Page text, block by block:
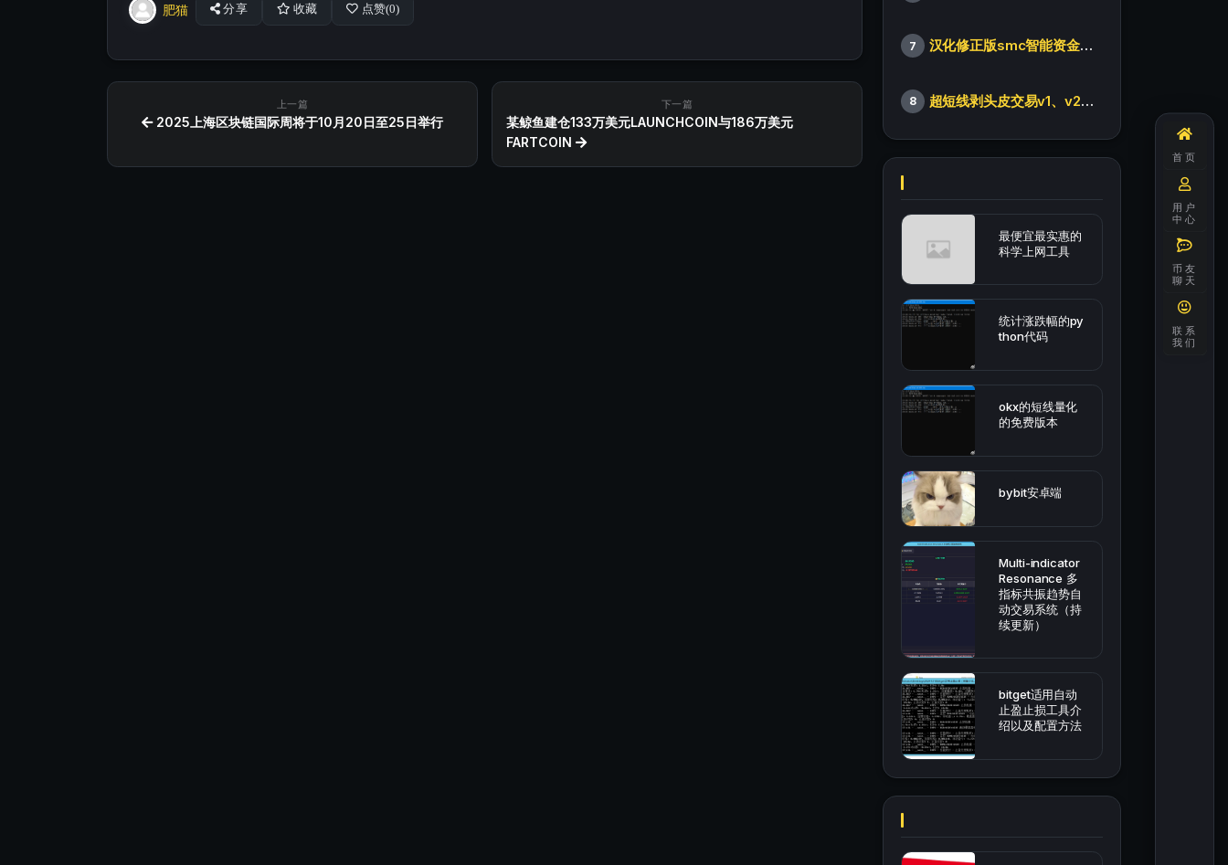
肥猫 分享 收藏 点赞(0)
上一篇
2025上海区块链国际周将于10月20日至25日举行
下一篇
某鲸鱼建仓133万美元LAUNCHCOIN与186万美元
FARTCOIN
7 汉化修正版smc智能资金订单指标
8 超短线剥头皮交易v1、v2版本
最便宜最实惠的
科学上网工具
统计涨跌幅的py
thon代码
okx的短线量化
的免费版本
bybit安卓端
Multi-indicator
Resonance 多
指标共振趋势自
动交易系统（持
续更新）
bitget适用自动
止盈止损工具介
绍以及配置方法
首页
用户
中心
币友
聊天
联系
我们